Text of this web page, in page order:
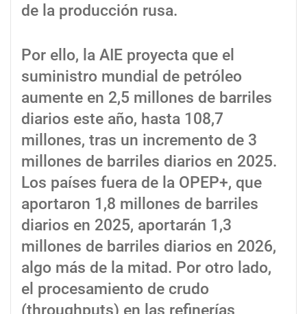
de la producción rusa.
Por ello, la AIE proyecta que el
suministro mundial de petróleo
aumente en 2,5 millones de barriles
diarios este año, hasta 108,7
millones, tras un incremento de 3
millones de barriles diarios en 2025.
Los países fuera de la OPEP+, que
aportaron 1,8 millones de barriles
diarios en 2025, aportarán 1,3
millones de barriles diarios en 2026,
algo más de la mitad. Por otro lado,
el procesamiento de crudo